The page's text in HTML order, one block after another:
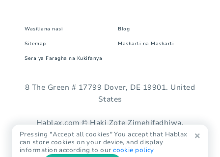
Wasiliana nasi Blog
Sitemap Masharti na Masharti
Sera ya Faragha na Kukifanya
8 The Green # 17799 Dover, DE 19901. United
States
Hablax.com © Haki Zote Zimehifadhiwa.
Pressing "Accept all cookies" You accept that Hablax
can store cookies on your device, and display
information according to ourcookie policy